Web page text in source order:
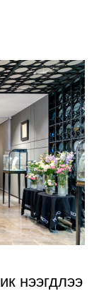
нээгдлээ